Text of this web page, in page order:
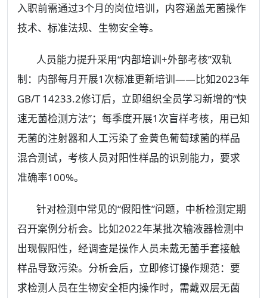
入职前需通过3个月的岗位培训，内容涵盖无菌操作
技术、标准法规、生物安全等。
人员能力提升采用“内部培训+外部考核”双轨
制：内部每月开展1次标准更新培训——比如2023年
GB/T 14233.2修订后，立即组织全员学习新增的“快
速无菌检测方法”；每季度开展1次盲样考核，用已知
无菌的注射器和人工污染了金黄色葡萄球菌的样品
混合测试，考核人员对阳性样品的识别能力，要求
准确率100%。
针对检测中常见的“假阳性”问题，中析检测定期
召开案例分析会。比如2022年某批次输液器检测中
出现假阳性，经调查是操作人员未戴无菌手套接触
样品导致污染。分析会后，立即修订操作规范：要
求检测人员在生物安全柜内操作时，需戴双层无菌